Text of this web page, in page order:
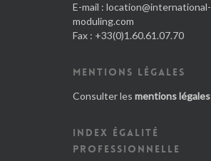
E-mail : location@international-
moduling.com
Fax : +33(0)1.60.61.07.70
MENTIONS LÉGALES
Consulter les mentions légales
INDEX ÉGALITÉ
PROFESSIONNELLE